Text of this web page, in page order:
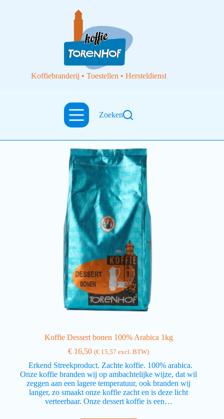
Koffiebranderij • Toestellen • Hersteldienst
Zoeken
Koffie Dessert bonen 100% Arabica 1kg
€ 16,50 (€ 15,57 excl. BTW)
Erkend Streekproduct. Zachte koffie. 100% arabica.
Onze koffie branden wij op ambachtelijke wijze, dat wil
zeggen aan een lagere temperatuur, ook branden wij
langer, zo smaakt onze koffie zacht en is deze licht
verteerbaar. Onze dessert koffie is een…